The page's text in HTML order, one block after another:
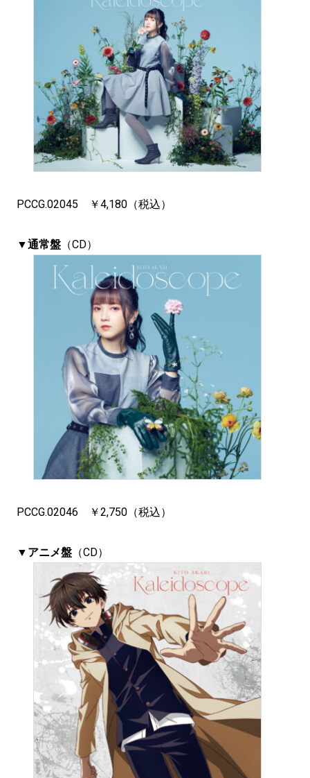
PCCG.02045 ￥4,180（税込）
▼通常盤 （CD）
PCCG.02046 ￥2,750（税込）
▼アニメ盤 （CD）